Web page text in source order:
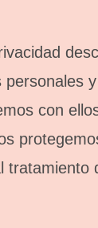
con
tratamiento